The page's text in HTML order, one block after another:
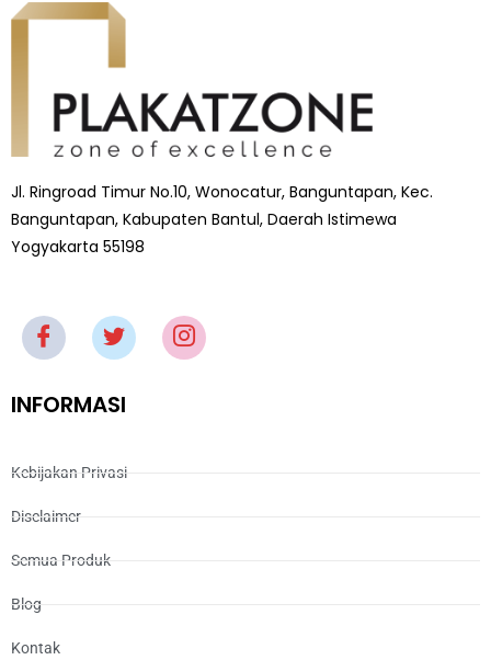
Jl. Ringroad Timur No.10, Wonocatur, Banguntapan, Kec.
Banguntapan, Kabupaten Bantul, Daerah Istimewa
Yogyakarta 55198
INFORMASI
Kebijakan Privasi
Disclaimer
Semua Produk
Blog
Kontak